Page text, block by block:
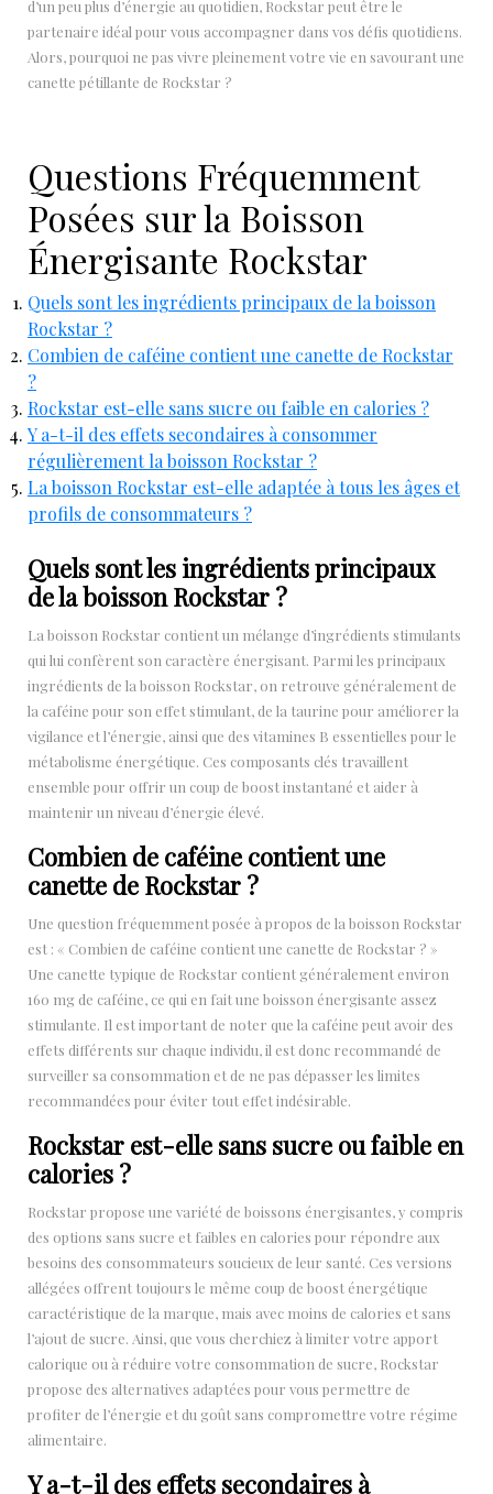
d’un peu plus d’énergie au quotidien, Rockstar peut être le
partenaire idéal pour vous accompagner dans vos défis quotidiens.
Alors, pourquoi ne pas vivre pleinement votre vie en savourant une
canette pétillante de Rockstar ?
Questions Fréquemment
Posées sur la Boisson
Énergisante Rockstar
Quels sont les ingrédients principaux de la boisson
Rockstar ?
Combien de caféine contient une canette de Rockstar
?
Rockstar est-elle sans sucre ou faible en calories ?
Y a-t-il des effets secondaires à consommer
régulièrement la boisson Rockstar ?
La boisson Rockstar est-elle adaptée à tous les âges et
profils de consommateurs ?
Quels sont les ingrédients principaux
de la boisson Rockstar ?
La boisson Rockstar contient un mélange d’ingrédients stimulants
qui lui confèrent son caractère énergisant. Parmi les principaux
ingrédients de la boisson Rockstar, on retrouve généralement de
la caféine pour son effet stimulant, de la taurine pour améliorer la
vigilance et l’énergie, ainsi que des vitamines B essentielles pour le
métabolisme énergétique. Ces composants clés travaillent
ensemble pour offrir un coup de boost instantané et aider à
maintenir un niveau d’énergie élevé.
Combien de caféine contient une
canette de Rockstar ?
Une question fréquemment posée à propos de la boisson Rockstar
est : « Combien de caféine contient une canette de Rockstar ? »
Une canette typique de Rockstar contient généralement environ
160 mg de caféine, ce qui en fait une boisson énergisante assez
stimulante. Il est important de noter que la caféine peut avoir des
effets différents sur chaque individu, il est donc recommandé de
surveiller sa consommation et de ne pas dépasser les limites
recommandées pour éviter tout effet indésirable.
Rockstar est-elle sans sucre ou faible en
calories ?
Rockstar propose une variété de boissons énergisantes, y compris
des options sans sucre et faibles en calories pour répondre aux
besoins des consommateurs soucieux de leur santé. Ces versions
allégées offrent toujours le même coup de boost énergétique
caractéristique de la marque, mais avec moins de calories et sans
l’ajout de sucre. Ainsi, que vous cherchiez à limiter votre apport
calorique ou à réduire votre consommation de sucre, Rockstar
propose des alternatives adaptées pour vous permettre de
profiter de l’énergie et du goût sans compromettre votre régime
alimentaire.
Y a-t-il des effets secondaires à